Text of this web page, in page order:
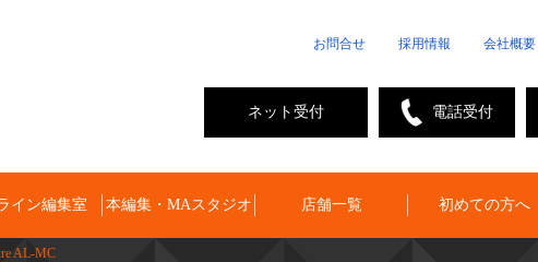
お問合せ 採用情報 会社概要
電話受付
ネット受付
イン編集室 本編集・MAスタジオ 店舗一覧 初めての方へ
AL-MC